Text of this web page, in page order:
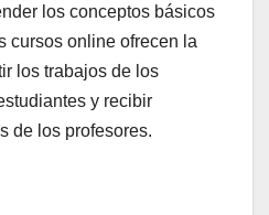
los conceptos básicos
cursos online ofrecen la
los trabajos de los
y recibir
de los profesores.